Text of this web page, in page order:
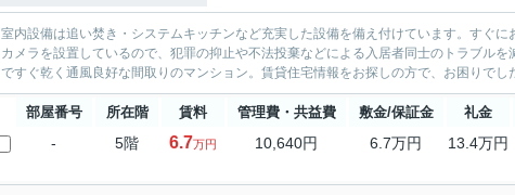
室内設備は追い焚き・システムキッチンなど充実した設備を備え付けています。すぐ
カメラを設置しているので、犯罪の抑止や不法投棄などによる入居者同士のトラブル
ですぐ乾く通風良好な間取りのマンション。賃貸住宅情報をお探しの方で、お困りで
部屋番号 所在階 賃料 管理費・共益費 敷金/保証金 礼金
- 5階 6.7万円 10,640円 6.7万円 13.4万円